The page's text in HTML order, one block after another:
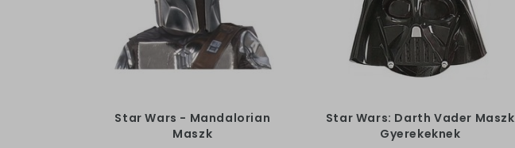
Star Wars - Mandalorian
Maszk
Star Wars: Darth Vader Maszk
Gyerekeknek